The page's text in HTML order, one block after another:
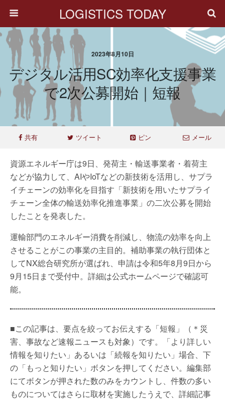
LOGISTICS TODAY
2023年8月10日
デジタル活用SC効率化支援事業
で2次公募開始｜短報
共有 ツイート ピン メール
資源エネルギー庁は9日、発荷主・輸送事業者・着荷主
などが協力して、AIやIoTなどの新技術を活用し、サプラ
イチェーンの効率化を目指す「新技術を用いたサプライ
チェーン全体の輸送効率化推進事業」の二次公募を開始
したことを発表した。
運輸部門のエネルギー消費を削減し、物流の効率を向上
させることがこの事業の主目的。補助事業の執行団体と
してNX総合研究所が選ばれ、申請は令和5年8月9日から
9月15日まで受付中。詳細は公式ホームページで確認可
能。
■この記事は、要点を絞ってお伝えする「短報」（＊災
害、事故など速報ニュースも対象）です。「より詳しい
情報を知りたい」あるいは「続報を知りたい」場合、下
の「もっと知りたい」ボタンを押してください。編集部
にてボタンが押された数のみをカウントし、件数の多い
ものについてはさらに取材を実施したうえで、詳細記事